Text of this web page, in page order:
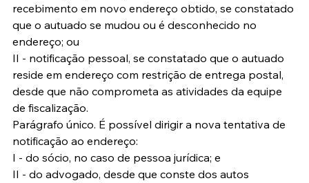
recebimento em novo endereço obtido, se constatado
que o autuado se mudou ou é desconhecido no
endereço; ou
II - notificação pessoal, se constatado que o autuado
reside em endereço com restrição de entrega postal,
desde que não comprometa as atividades da equipe
de fiscalização.
Parágrafo único. É possível dirigir a nova tentativa de
notificação ao endereço:
I - do sócio, no caso de pessoa jurídica; e
II - do advogado, desde que conste dos autos